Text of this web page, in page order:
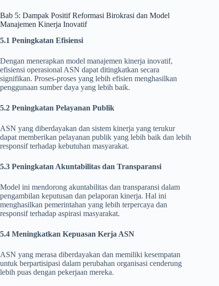
Bab 5: Dampak Positif Reformasi Birokrasi dan Model
Manajemen Kinerja Inovatif
5.1 Peningkatan Efisiensi
Dengan menerapkan model manajemen kinerja inovatif,
efisiensi operasional ASN dapat ditingkatkan secara
signifikan. Proses-proses yang lebih efisien menghasilkan
penggunaan sumber daya yang lebih baik.
5.2 Peningkatan Pelayanan Publik
ASN yang diberdayakan dan sistem kinerja yang terukur
dapat memberikan pelayanan publik yang lebih baik dan lebih
responsif terhadap kebutuhan masyarakat.
5.3 Peningkatan Akuntabilitas dan Transparansi
Model ini mendorong akuntabilitas dan transparansi dalam
pengambilan keputusan dan pelaporan kinerja. Hal ini
menghasilkan pemerintahan yang lebih terpercaya dan
responsif terhadap aspirasi masyarakat.
5.4 Meningkatkan Kepuasan Kerja ASN
ASN yang merasa diberdayakan dan memiliki kesempatan
untuk berpartisipasi dalam perubahan organisasi cenderung
lebih puas dengan pekerjaan mereka.